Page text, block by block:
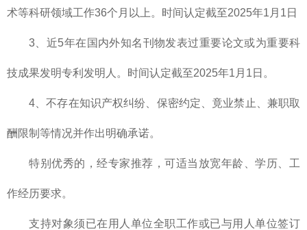
术等科研领域工作36个月以上。时间认定截至2025年1月1日
3、近5年在国内外知名刊物发表过重要论文或为重要科
技成果发明专利发明人。时间认定截至2025年1月1日。
4、不存在知识产权纠纷、保密约定、竟业禁止、兼职取
酬限制等情况并作出明确承诺。
特别优秀的，经专家推荐，可适当放宽年龄、学历、工
作经历要求。
支持对象须已在用人单位全职工作或已与用人单位签订